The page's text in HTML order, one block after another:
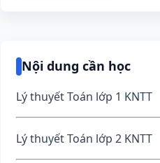
Nội dung cần học
Lý thuyết Toán lớp 1 KNTT
Lý thuyết Toán lớp 2 KNTT